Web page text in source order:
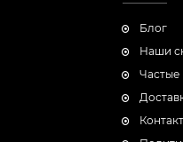
Блог
Наши
Частые